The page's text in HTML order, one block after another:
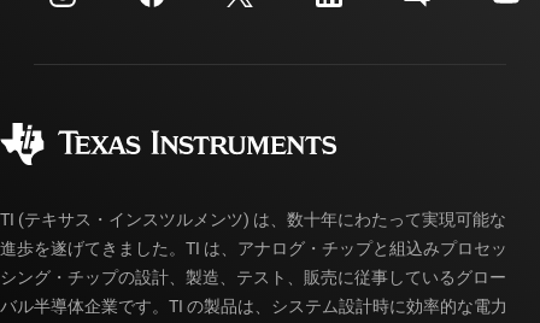
投資家向け情報
製造
myTI アカウントの FAQ
ご注文に関する FAQ
TI (テキサス・インスツルメンツ) は、数十年にわたって実現可能な
進歩を遂げてきました。TI は、アナログ・チップと組込みプロセッ
シング・チップの設計、製造、テスト、販売に従事しているグロー
バル半導体企業です。TI の製品は、システム設計時に効率的な電力